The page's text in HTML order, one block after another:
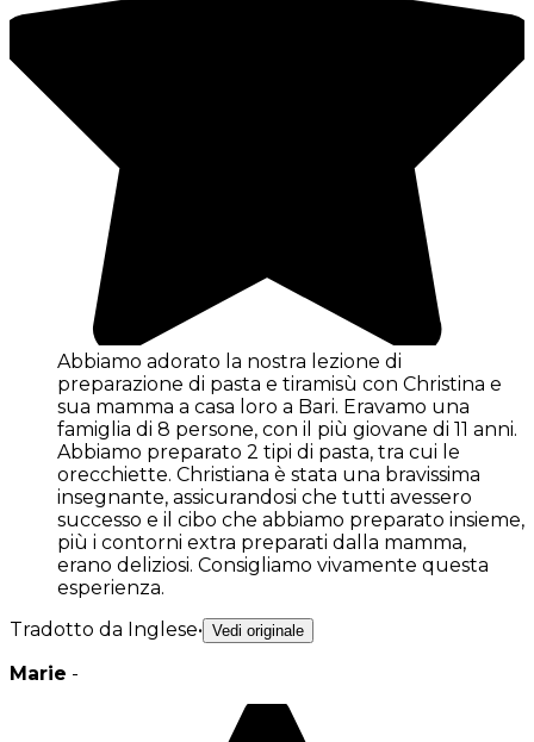
Abbiamo adorato la nostra lezione di
preparazione di pasta e tiramisù con Christina e
sua mamma a casa loro a Bari. Eravamo una
famiglia di 8 persone, con il più giovane di 11 anni.
Abbiamo preparato 2 tipi di pasta, tra cui le
orecchiette. Christiana è stata una bravissima
insegnante, assicurandosi che tutti avessero
successo e il cibo che abbiamo preparato insieme,
più i contorni extra preparati dalla mamma,
erano deliziosi. Consigliamo vivamente questa
esperienza.
Tradotto da Inglese• Vedi originale
Marie -